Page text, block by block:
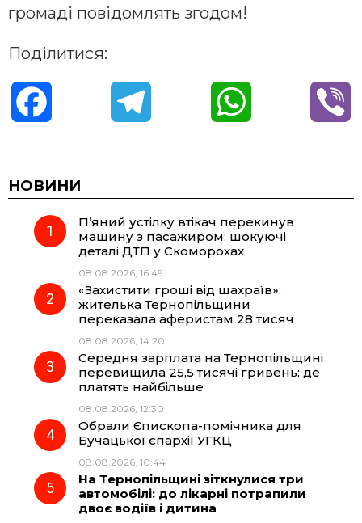
громаді повідомлять згодом!
Поділитися:
c
e
o
k
e
r
a
m
t
НОВИНИ
П’яний устілку втікач перекинув
машину з пасажиром: шокуючі
деталі ДТП у Скоморохах
08.08.2026, 16:49
«Захистити гроші від шахраїв»:
жителька Тернопільщини
переказала аферистам 28 тисяч
08.08.2026, 14:20
Середня зарплата на Тернопільщині
перевищила 25,5 тисячі гривень: де
платять найбільше
08.08.2026, 12:30
Обрали Єпископа-помічника для
Бучацької єпархії УГКЦ
08.08.2026, 10:44
На Тернопільщині зіткнулися три
автомобілі: до лікарні потрапили
двоє водіїв і дитина